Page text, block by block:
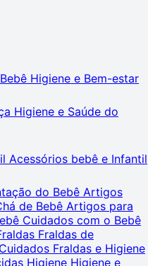
Higiene e Bem-estar
Higiene e Saúde do
Acessórios bebê e Infantil
do Bebê Artigos
de Bebê Artigos para
Cuidados com o Bebê
Fraldas de
Fraldas e Higiene
Higiene Higiene e